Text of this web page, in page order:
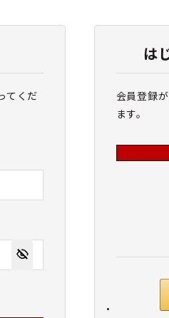
てくだ
は
会員登録
ます。